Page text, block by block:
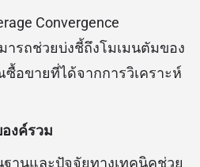
Convergence
ารถช่วยบ่งชี้ถึงโมเมนตัมของ
อขายที่ได้จากการวิเคราะห์
งค์รวม
านและปัจจัยทางเทคนิคช่วย